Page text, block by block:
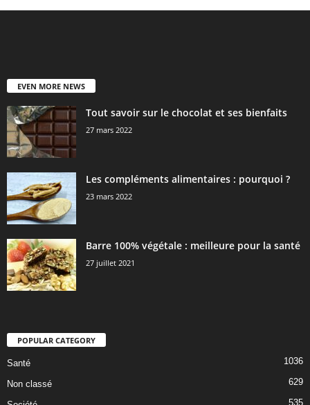
EVEN MORE NEWS
Tout savoir sur le chocolat et ses bienfaits
27 mars 2022
Les compléments alimentaires : pourquoi ?
23 mars 2022
Barre 100% végétale : meilleure pour la santé
27 juillet 2021
POPULAR CATEGORY
Santé 1036
Non classé 629
535